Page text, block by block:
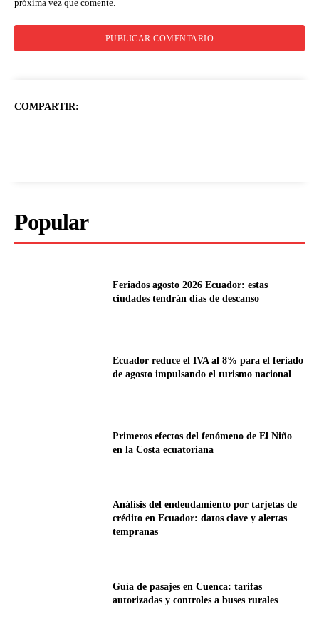
próxima vez que comente.
COMPARTIR:
Popular
Feriados agosto 2026 Ecuador: estas
ciudades tendrán días de descanso
Ecuador reduce el IVA al 8% para el feriado
de agosto impulsando el turismo nacional
Primeros efectos del fenómeno de El Niño
en la Costa ecuatoriana
Análisis del endeudamiento por tarjetas de
crédito en Ecuador: datos clave y alertas
tempranas
Guía de pasajes en Cuenca: tarifas
autorizadas y controles a buses rurales